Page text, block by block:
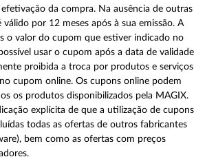
da compra. Na ausência de outras
por 12 meses após à sua emissão. A
o valor do cupom que estiver indicado no
usar o cupom após a data de validade
proibida a troca por produtos e serviços
cupom online. Os cupons online podem
os produtos disponibilizados pela MAGIX.
explícita de que a utilização de cupons
todas as ofertas de outros fabricantes
bem como as ofertas com preços